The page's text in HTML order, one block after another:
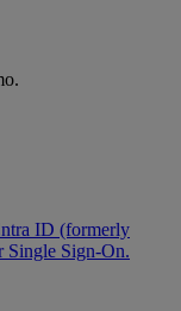
ID (formerly
Single Sign-On.